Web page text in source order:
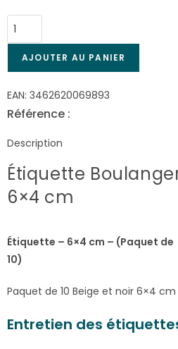
AJOUTER AU PANIER
EAN: 3462620069893
Référence :
Description
Étiquette
6×4 cm
Étiquette – 6×4 cm – (Paquet de
10)
Paquet de 10 Beige et noir 6×4 cm
Entretien des